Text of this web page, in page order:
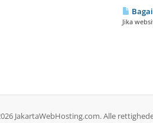
Jika
JakartaWebHosting.com. Alle